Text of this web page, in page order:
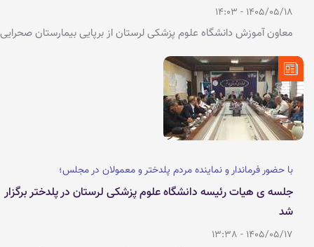
1405/05/18 - 14:03
معاون آموزش دانشگاه علوم پزشکی لرستان از برپایی بیمارستان صحرایی
لرستان، دکتر هرمز محمودوند هفدهم مردادماه در حاشیه ی جلسه ی
هیات رئیسه دانشگاه در شهرستان پلدختر گفت: این بیمارستان با
همکاری بسیج جامعه پزشکی استان و در پاییز آینده برپا خواهد شد.
با حضور فرماندار و نماینده مردم پلدختر و معمولان در مجلس؛
جلسه ی هیات رئیسه دانشگاه علوم پزشکی لرستان در پلدختر برگزار
شد
1405/05/17 - 13:38